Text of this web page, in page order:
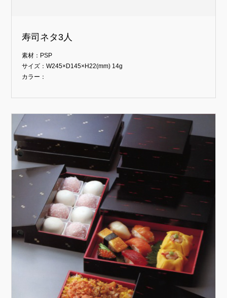
寿司ネタ3人
素材：PSP
サイズ：W245×D145×H22(mm) 14g
カラー：